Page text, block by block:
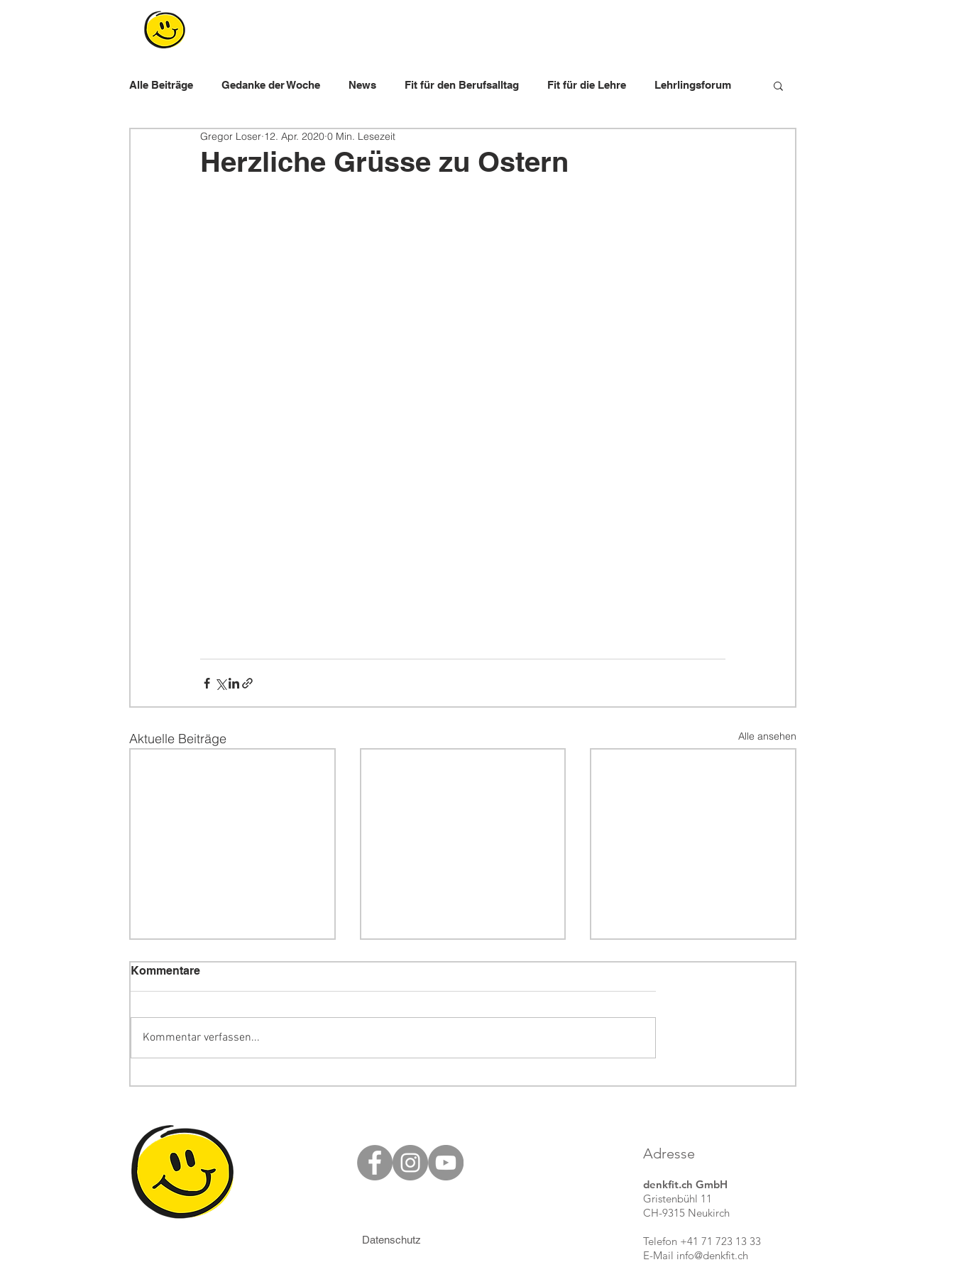
Alle Beiträge Gedanke der Woche News Fit für den Berufsalltag Fit für die Lehre Lehrlingsforum
Workshops für Lernende Eltern Lehrbetriebe
Herzliche Grüsse zu Ostern
Gregor Loser 12. Apr. 2020 0 Min. Lesezeit
Aktuelle Beiträge Alle ansehen
Kommentare
Kommentar verfassen...
Datenschutz
Adresse
denkfit.ch GmbH
Gristenbühl 11
CH-9315 Neukirch
Telefon +41 71 723 13 33
E-Mail info@denkfit.ch